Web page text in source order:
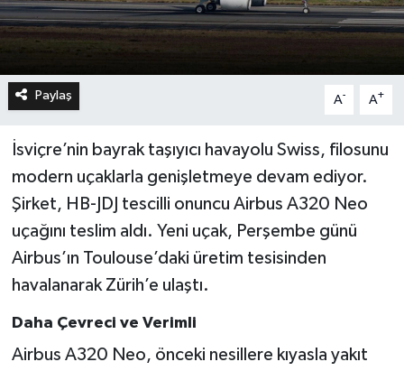
Paylaş A- A+
İsviçre’nin bayrak taşıyıcı havayolu Swiss, filosunu
modern uçaklarla genişletmeye devam ediyor.
Şirket, HB-JDJ tescilli onuncu Airbus A320 Neo
uçağını teslim aldı. Yeni uçak, Perşembe günü
Airbus’ın Toulouse’daki üretim tesisinden
havalanarak Zürih’e ulaştı.
Daha Çevreci ve Verimli
Airbus A320 Neo, önceki nesillere kıyasla yakıt